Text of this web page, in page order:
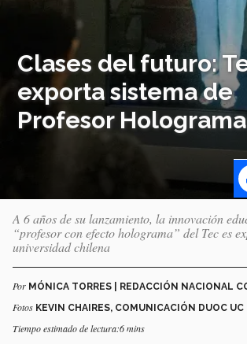
Clases del futuro:
exporta sistema de
Profesor
A 6 años de su lanzamiento, la innovación
“profesor con efecto holograma” del Tec es
universidad chilena
Por MÓNICA TORRES | REDACCIÓN NACIONAL
Fotos KEVIN CHAIRES, COMUNICACIÓN DUOC UC
Tiempo estimado de lectura:6 mins